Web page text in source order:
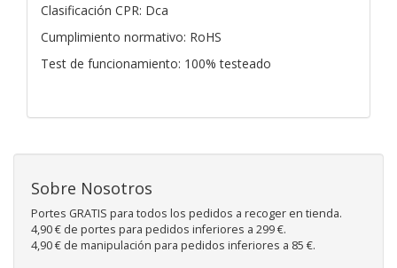
Clasificación CPR: Dca
Cumplimiento normativo: RoHS
Test de funcionamiento: 100% testeado
Sobre Nosotros
Portes GRATIS para todos los pedidos a recoger en tienda.
4,90 € de portes para pedidos inferiores a 299 €.
4,90 € de manipulación para pedidos inferiores a 85 €.